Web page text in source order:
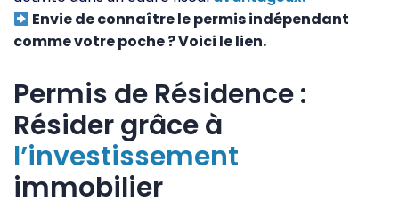
Envie de connaître le permis indépendant
comme votre poche ? Voici le lien.
Permis de Résidence :
Résider grâce à
l’investissement
immobilier